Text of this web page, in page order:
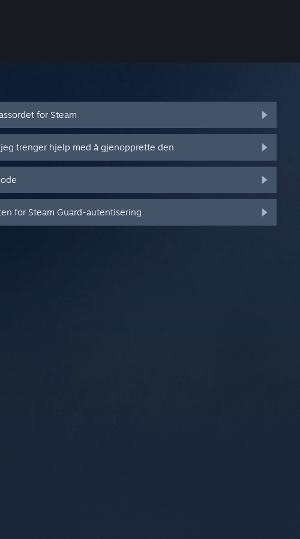
for Steam
trenger hjelp med å gjenopprette den
for Steam Guard-autentisering